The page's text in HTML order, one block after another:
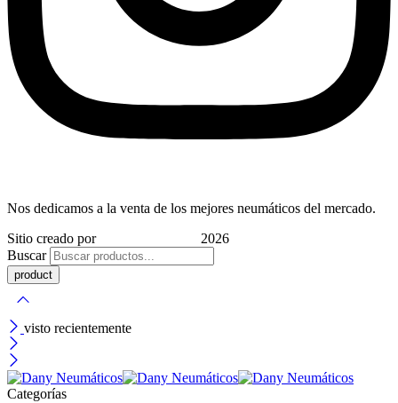
Nos dedicamos a la venta de los mejores neumáticos del mercado.
Sitio creado por
2026
Buscar
visto recientemente
Categorías